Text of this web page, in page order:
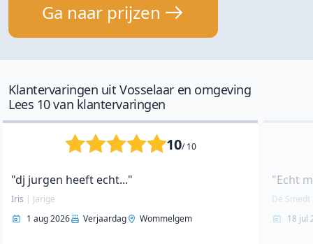
Ga naar prijzen
Klantervaringen uit Vosselaar en omgeving
Lees 10 van klantervaringen
10/ 10
"dj jurgen heeft echt..."
Iris | Jarige
1 aug 2026
Verjaardag Wommelgem
"Echt
De Smedt
18 jul